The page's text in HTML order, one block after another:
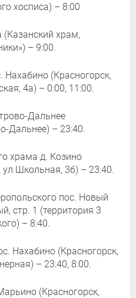
хосписа) – 8:00
(Казанский храм,
– 9:00.
Нахабино (Красногорск,
4а) – 0:00, 11:00.
Дальнее
Дальнее) – 23:40.
храма д. Козино
ул.Школьная, 3б) – 23:40.
пос. Новый
стр. 1 (территория 3
– 8:40.
Нахабино (Красногорск,
– 23:40, 8:00.
(Красногорск,